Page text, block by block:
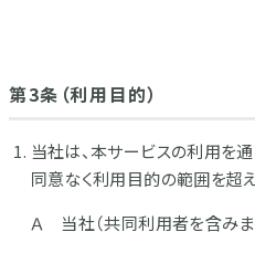
第3条（利用目的）
当社は、本サービスの利用を
同意なく利用目的の範囲を超
Ａ 当社（共同利用者を含みま